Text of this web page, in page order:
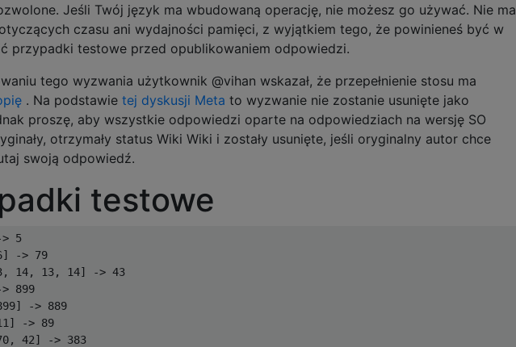
Jeśli Twój język ma wbudowaną operację, nie możesz go używać. Nie ma
czasu ani wydajności pamięci, z wyjątkiem tego, że powinieneś być w
przypadki testowe przed opublikowaniem odpowiedzi.
tego wyzwania użytkownik @vihan wskazał, że przepełnienie stosu ma
. Na podstawie tej dyskusji Meta to wyzwanie nie zostanie usunięte jako
proszę, aby wszystkie odpowiedzi oparte na odpowiedziach na wersję SO
otrzymały status Wiki Wiki i zostały usunięte, jeśli oryginalny autor chce
swoją odpowiedź.
testowe
5
-> 79
14, 13, 14] -> 43
899
-> 889
-> 89
42] -> 383